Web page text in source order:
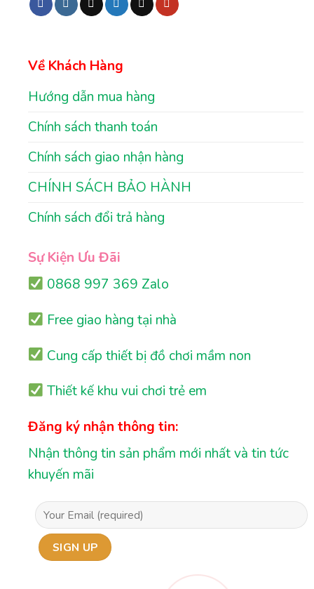
Về Khách Hàng
Hướng dẫn mua hàng
Chính sách thanh toán
Chính sách giao nhận hàng
CHÍNH SÁCH BẢO HÀNH
Chính sách đổi trả hàng
Sự Kiện Ưu Đãi
0868 997 369 Zalo
Free giao hàng tại nhà
Cung cấp thiết bị đồ chơi mầm non
Thiết kế khu vui chơi trẻ em
Đăng ký nhận thông tin:
Nhận thông tin sản phẩm mới nhất và tin tức
khuyến mãi